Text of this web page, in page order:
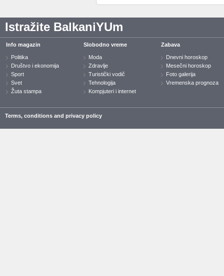
Istražite BalkaniYUm
Info magazin
Politika
Društvo i ekonomija
Sport
Svet
Žuta stampa
Slobodno vreme
Moda
Zdravlje
Turistički vodič
Tehnologija
Kompjuteri i internet
Zabava
Dnevni horoskop
Mesečni horoskop
Foto galerija
Vremenska prognoza
Terms, conditions and privacy policy